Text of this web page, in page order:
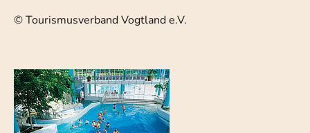
© Tourismusverband Vogtland e.V.